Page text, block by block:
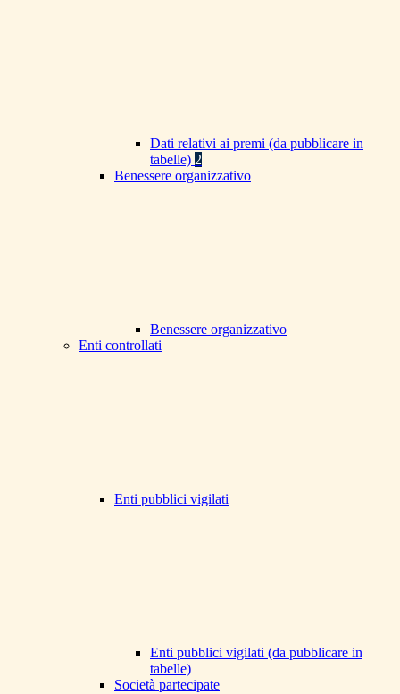
Dati relativi ai premi (da pubblicare in
tabelle) 2
Benessere organizzativo
Benessere organizzativo
Enti controllati
Enti pubblici vigilati
Enti pubblici vigilati (da pubblicare in
tabelle)
Società partecipate